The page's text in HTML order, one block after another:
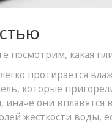
посмотрим, какая
протирается
которые
они вплавятся
жесткости воды,